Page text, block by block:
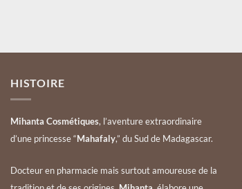
HISTOIRE
Mihanta Cosmétiques, l’aventure extraordinaire
d’une princesse “Mahafaly,” du Sud de Madagascar.
Docteur en pharmacie mais surtout amoureuse de la